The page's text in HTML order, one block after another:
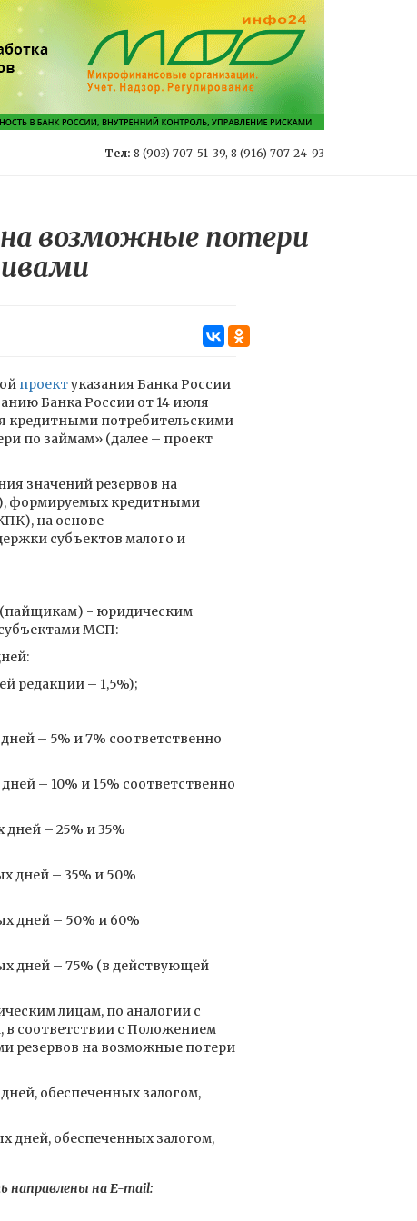
Тел: 8 (903) 707-51-39, 8 (916) 707-24-93
на возможные потери
проектуказания Банка России
Банка России от 14 июля
кредитными потребительскими
по займам» (далее – проект
значений резервов на
формируемых кредитными
на основе
субъектов малого и
(пайщикам) - юридическим
МСП:
редакции – 1,5%);
– 5% и 7% соответственно
– 10% и 15% соответственно
– 25% и 35%
дней – 35% и 50%
дней – 50% и 60%
дней – 75% (в действующей
лицам, по аналогии с
в соответствии с Положением
резервов на возможные потери
обеспеченных залогом,
дней, обеспеченных залогом,
на E-mail: